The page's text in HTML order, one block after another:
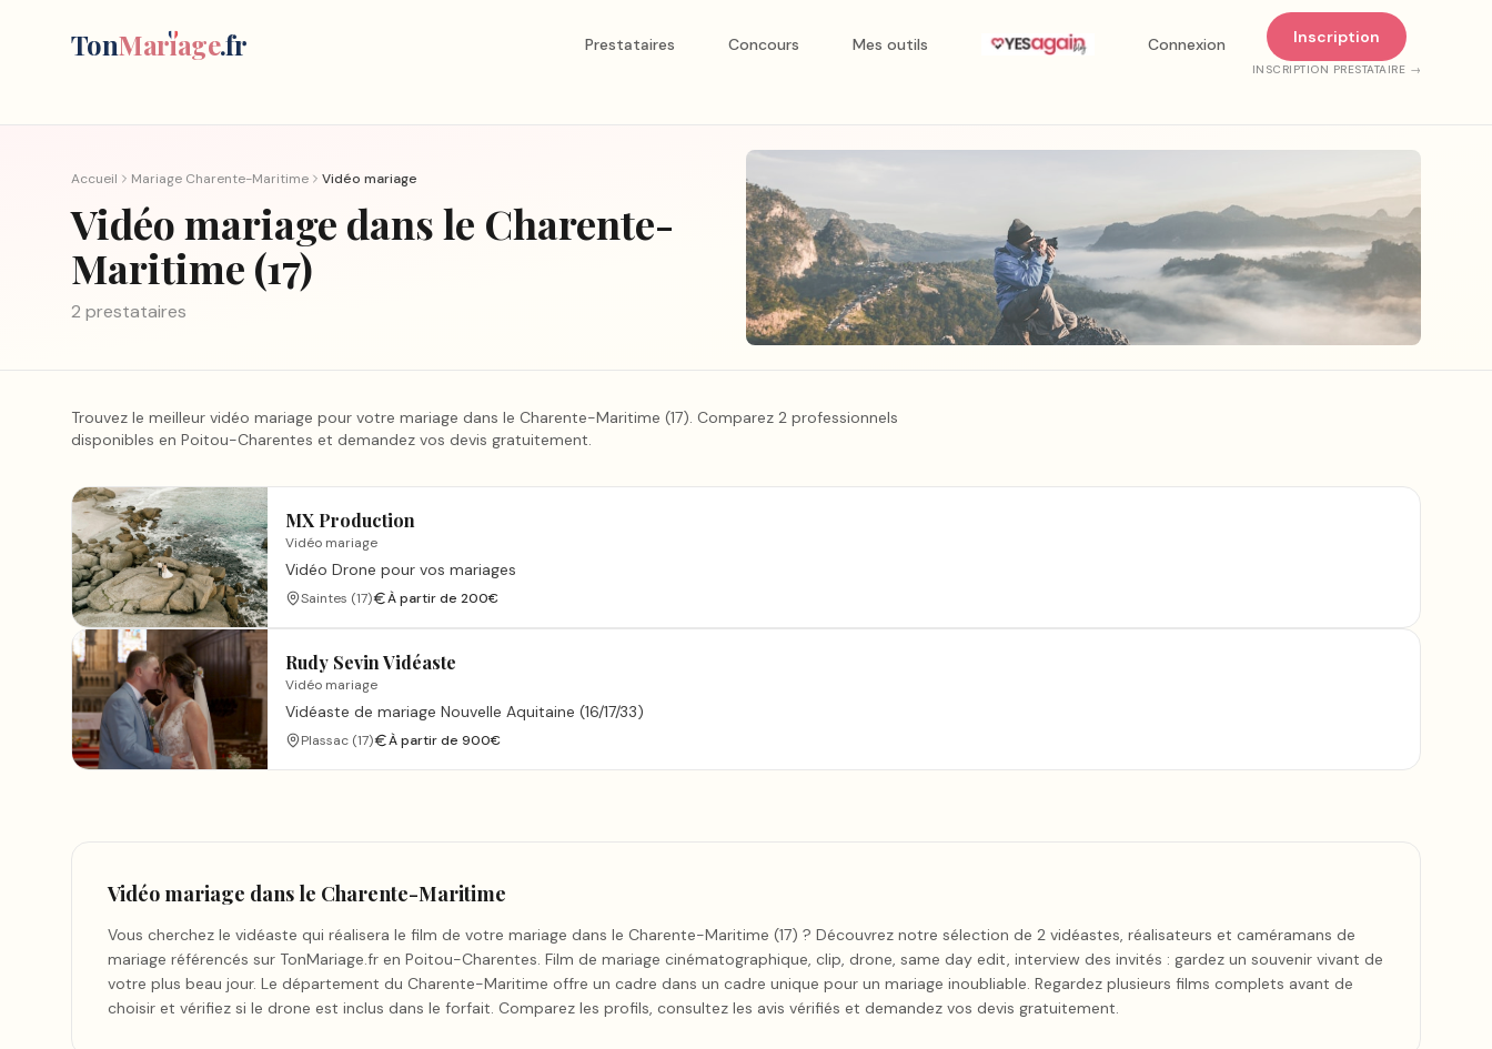
TonMariage.fr Prestataires Concours Mes outils Connexion Inscription
INSCRIPTION PRESTATAIRE →
Accueil Mariage Charente-Maritime Vidéo mariage
Vidéo mariage dans le Charente-
Maritime (17)
2 prestataires
Trouvez le meilleur vidéo mariage pour votre mariage dans le Charente-Maritime (17). Comparez 2 professionnels
disponibles en Poitou-Charentes et demandez vos devis gratuitement.
MX Production
Vidéo mariage
Vidéo Drone pour vos mariages
Saintes (17) À partir de 200€
Rudy Sevin Vidéaste
Vidéo mariage
Vidéaste de mariage Nouvelle Aquitaine (16/17/33)
Plassac (17) À partir de 900€
Vidéo mariage dans le Charente-Maritime
Vous cherchez le vidéaste qui réalisera le film de votre mariage dans le Charente-Maritime (17) ? Découvrez notre sélection de 2 vidéastes, réalisateurs et caméramans de
mariage référencés sur TonMariage.fr en Poitou-Charentes. Film de mariage cinématographique, clip, drone, same day edit, interview des invités : gardez un souvenir vivant de
votre plus beau jour. Le département du Charente-Maritime offre un cadre dans un cadre unique pour un mariage inoubliable. Regardez plusieurs films complets avant de
choisir et vérifiez si le drone est inclus dans le forfait. Comparez les profils, consultez les avis vérifiés et demandez vos devis gratuitement.